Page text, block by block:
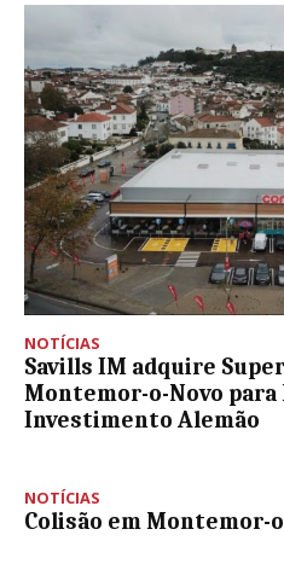
NOTÍCIAS
Savills IM adquire
Montemor-o-Novo para
Investimento Alemão
NOTÍCIAS
Colisão em Montemor-